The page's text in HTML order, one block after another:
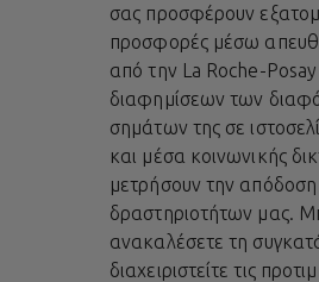
σας προσφέρουν
προσφορές μέσω
από την La Roche-
διαφημίσεων των
σημάτων της σε
και μέσα κοινωνικής
μετρήσουν την
δραστηριοτήτων μας.
ανακαλέσετε τη
διαχειριστείτε τις